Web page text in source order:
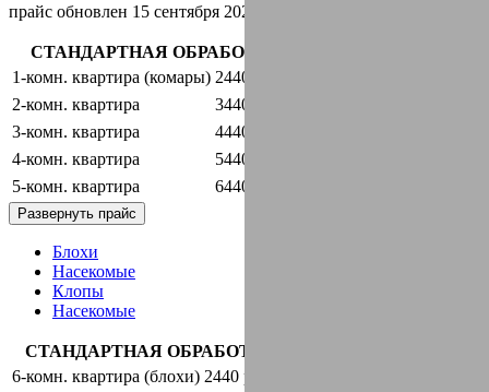
прайс обновлен 15 сентября 2024 г.
СТАНДАРТНАЯ ОБРАБОТКА + ГАРАНТИЯ
1-комн. квартира (комары) 2440 руб.
2-комн. квартира 3440 руб.
3-комн. квартира 4440 руб.
4-комн. квартира 5440 руб.
5-комн. квартира 6440 руб.
Развернуть прайс
Блохи
Насекомые
Клопы
Насекомые
СТАНДАРТНАЯ ОБРАБОТКА + ГАРАНТИЯ
6-комн. квартира (блохи) 2440 руб.